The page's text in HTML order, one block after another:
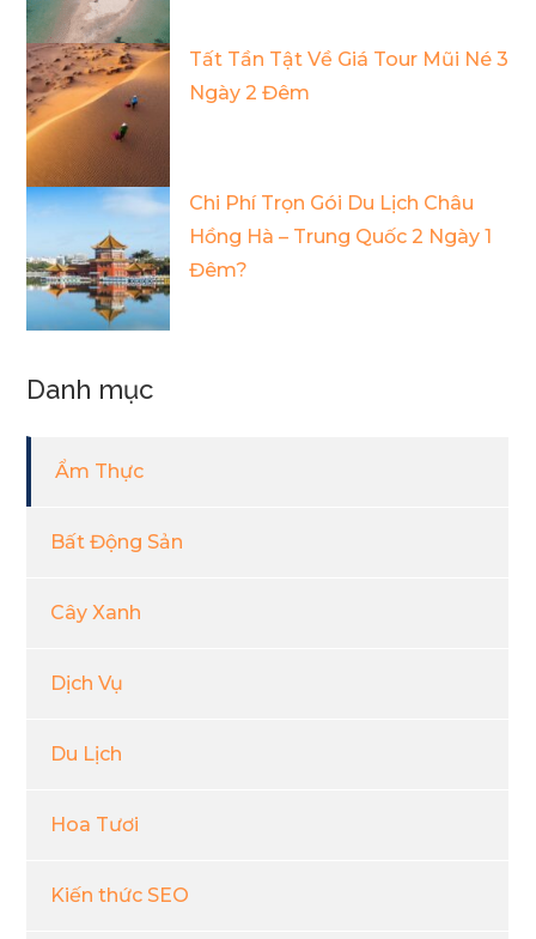
Tất Tần Tật Về Giá Tour Mũi Né 3
Ngày 2 Đêm
Chi Phí Trọn Gói Du Lịch Châu
Hồng Hà – Trung Quốc 2 Ngày 1
Đêm?
Danh mục
Ẩm Thực
Bất Động Sản
Cây Xanh
Dịch Vụ
Du Lịch
Hoa Tươi
Kiến thức SEO